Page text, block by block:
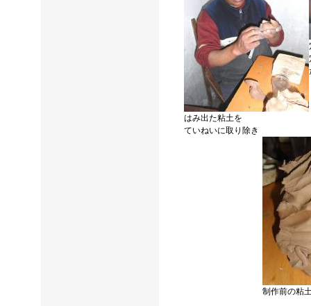
はみ出た粘土を
ていねいに取り除き
制作前の粘